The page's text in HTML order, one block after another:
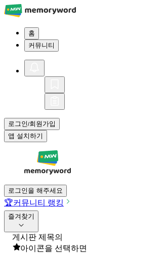
홈
커뮤니티
로그인/회원가입
앱 설치하기
로그인을 해주세요
🏆커뮤니티 랭킹
즐겨찾기
게시판 제목의
아이콘을 선택하면